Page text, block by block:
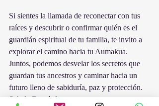
Si sientes la llamada de reconectar con tus
raíces y descubrir o confirmar quién es el
guardián espiritual de tu familia, te invito a
explorar el camino hacia tu Aumakua.
Juntos, podemos desvelar los secretos que
guardan tus ancestros y caminar hacia un
futuro lleno de sabiduría, paz y protección.
Sabela Bernárdez, terapeuta